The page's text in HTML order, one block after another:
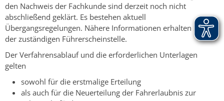
den Nachweis der Fachkunde sind derzeit noch nicht
abschließend geklärt. Es bestehen aktuell
Übergangsregelungen. Nähere Informationen erhalten Sie bei
der zuständigen Führerscheinstelle.
Der Verfahrensablauf und die erforderlichen Unterlagen
gelten
sowohl für die erstmalige Erteilung
als auch für die Neuerteilung der Fahrerlaubnis zur